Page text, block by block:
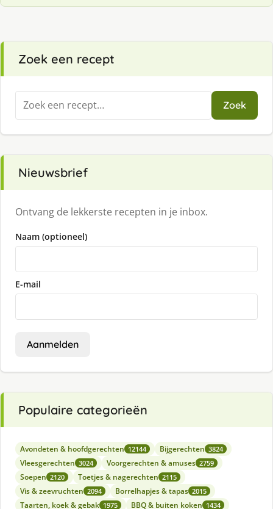
Zoek een recept
Zoeken
naar:
Zoek
Nieuwsbrief
Ontvang de lekkerste recepten in je inbox.
Naam (optioneel)
E-mail
Aanmelden
Populaire categorieën
Avondeten & hoofdgerechten 12144 Bijgerechten 3824
Vleesgerechten 3024 Voorgerechten & amuses 2759
Soepen 2120 Toetjes & nagerechten 2115
Vis & zeevruchten 2094 Borrelhapjes & tapas 2015
Taarten, koek & gebak 1975 BBQ & buiten koken 1434